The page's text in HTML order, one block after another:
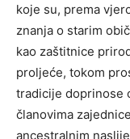
koje su, prema
znanja o starim
kao zaštitnice
proljeće, tokom
tradicije doprinose
članovima
ancestralnim